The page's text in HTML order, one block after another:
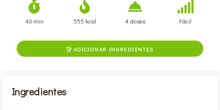
40 min 555 kcal 4 doses Fácil
ADICIONAR INGREDIENTES
Ingredientes